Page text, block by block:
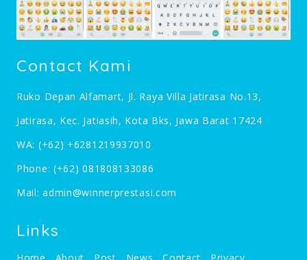
Contact Kami
Ruko Depan Alfamart, Jl. Raya Villa Jatirasa No.13,
Jatirasa, Kec. Jatiasih, Kota Bks, Jawa Barat 17424
WA: (+62) +6281219937010
Phone: (+62) 081808133086
Mail:admin@winnerprestasi.com
Links